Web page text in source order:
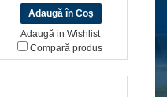
Adaugă in Wishlist
Compară produs